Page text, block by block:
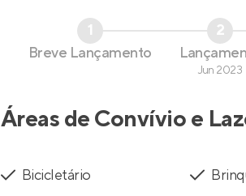
1
Breve Lançamento
2
Jun 2023
Áreas de Convívio e
Bicicletário